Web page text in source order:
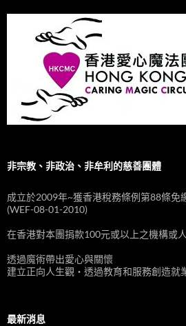
非宗教、非政治、非牟利的慈善團體
成立於2009年~獲香港稅務條例第88條免
(WEF-08-01-2010)
在香港對本團捐款100元或以上之機構或
透過魔術帶出愛心與關懷
建立正向人生觀‧透過教育和服務創造就
最新消息